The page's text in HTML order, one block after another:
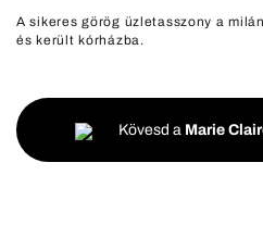
A sikeres görög üzletasszony a
és került kórházba.
Kövesd a Marie